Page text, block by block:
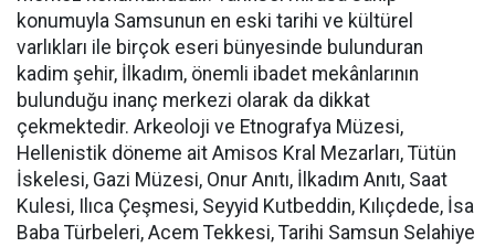
konumuyla Samsunun en eski tarihi ve kültürel
varlıkları ile birçok eseri bünyesinde bulunduran
kadim şehir, İlkadım, önemli ibadet mekânlarının
bulunduğu inanç merkezi olarak da dikkat
çekmektedir. Arkeoloji ve Etnografya Müzesi,
Hellenistik döneme ait Amisos Kral Mezarları, Tütün
İskelesi, Gazi Müzesi, Onur Anıtı, İlkadım Anıtı, Saat
Kulesi, Ilıca Çeşmesi, Seyyid Kutbeddin, Kılıçdede, İsa
Baba Türbeleri, Acem Tekkesi, Tarihi Samsun Selahiye